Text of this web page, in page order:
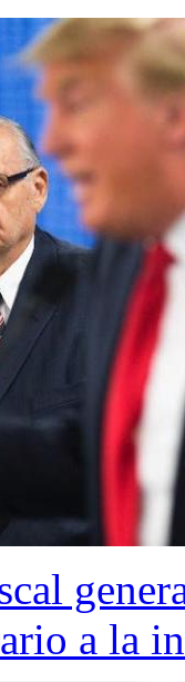
a la